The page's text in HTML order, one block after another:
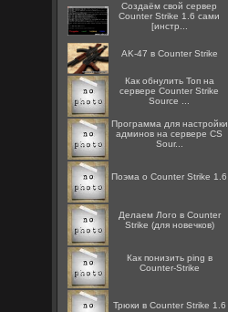
Создаём свой сервер
Counter Strike 1.6 сами
[инстр...
AK-47 в Counter Strike
Как обнулить Топ на
сервере Counter Strike
Source ...
Программа для настройки
админов на сервере CS
Sour...
Поэма о Counter Strike 1.6
Делаем Лого в Counter
Strike (для новечков)
Как понизить ping в
Counter-Strike
Трюки в Counter Strike 1.6